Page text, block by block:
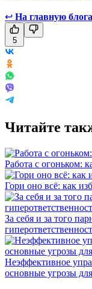
↩ На главную блога
5
Читайте
Работа с огоньком:
Гори оно всё: как
За себя и за того
Неэффективное
основные угрозы